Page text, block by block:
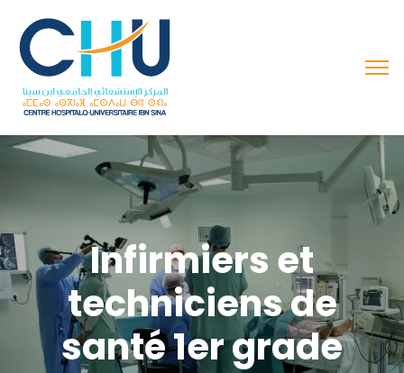
Infirmiers et
techniciens de
santé 1er grade